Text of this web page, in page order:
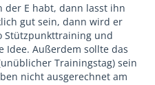
E habt, dann lasst ihn
gut sein, dann wird er
Stützpunkttraining und
Idee. Außerdem sollte das
Trainingstag) sein
nicht ausgerechnet am